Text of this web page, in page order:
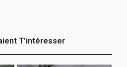
T’intéresser